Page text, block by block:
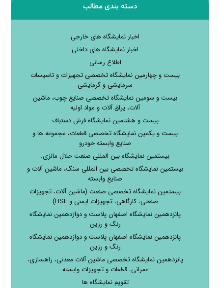
دسته بندی مطالب
اخبار نمایشگاه های خارجی
اخبار نمایشگاه های داخلی
اطلاع رسانی
بیست و چهارمین نمایشگاه تخصصی تجهیزات و تاسیسات
سرمایشی و گرمایشی
بیست و سومین نمایشگاه تخصصی صنایع چوب، ماشین
آلات، یراق آلات و مواد اولیه
بیست و هشتمین نمایشگاه فرش دستباف
بیست و یکمین نمایشگاه تخصصی قطعات، مجموعه ها و
صنایع وابسته خودرو
بیستمین نمایشگاه بین المللی صنعت حلال مالزی.
بیستمین نمایشگاه تخصصی بین المللی سنگ، ماشین آلات و
صنایع وابسته
بیستمین نمایشگاه تخصصی صنعت (ماشین آلات، تجهیزات
صنعتی، کارگاهی، تجهیزات ایمنی و HSE)
پانزدهمین نمایشگاه اصفهان پلاست و دوازدهمین نمایشگاه
رنگ و رزین
پانزدهمین نمایشگاه اصفهان پلاست و دوازدهمین نمایشگاه
رنگ و رزین
پانزدهمین نمایشگاه تخصصی ماشین آلات معدنی، راهسازی،
عمرانی، قطعات و تجهیزات وابسته
تقویم نمایشگاه ها